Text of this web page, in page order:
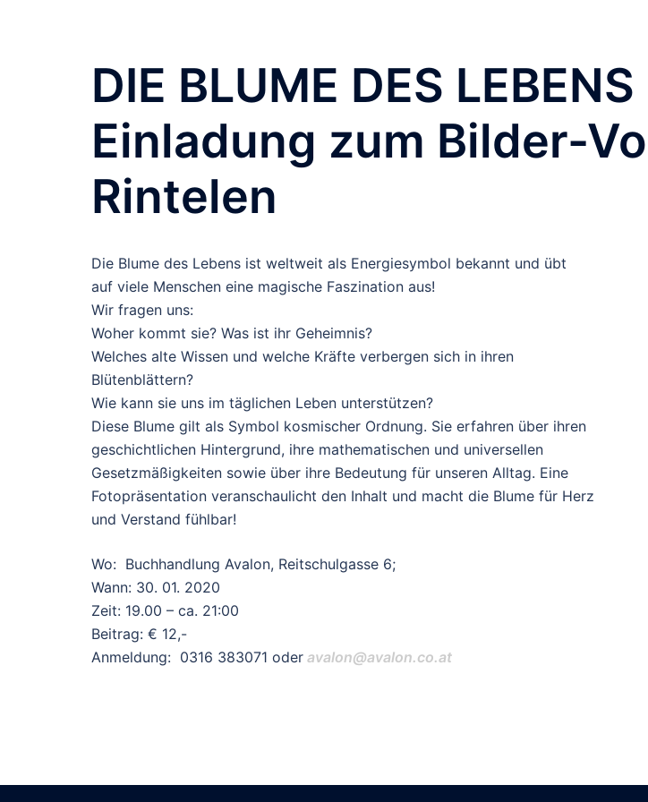
DIE BLUME DES
Einladung zum Bilder-
Rintelen
Die Blume des Lebens ist weltweit als Energiesymbol bekannt und übt
auf viele Menschen eine magische Faszination aus!
Wir fragen uns:
Woher kommt sie? Was ist ihr Geheimnis?
Welches alte Wissen und welche Kräfte verbergen sich in ihren
Blütenblättern?
Wie kann sie uns im täglichen Leben unterstützen?
Diese Blume gilt als Symbol kosmischer Ordnung. Sie erfahren über ihren
geschichtlichen Hintergrund, ihre mathematischen und universellen
Gesetzmäßigkeiten sowie über ihre Bedeutung für unseren Alltag. Eine
Fotopräsentation veranschaulicht den Inhalt und macht die Blume für Herz
und Verstand fühlbar!
Wo: Buchhandlung Avalon, Reitschulgasse 6;
Wann: 30. 01. 2020
Zeit: 19.00 – ca. 21:00
Beitrag: € 12,-
Anmeldung: 0316 383071 oder avalon@avalon.co.at